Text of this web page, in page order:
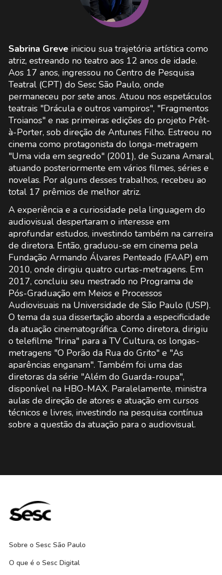
Sabrina Greve iniciou sua trajetória artística como
atriz, estreando no teatro aos 12 anos de idade.
Aos 17 anos, ingressou no Centro de Pesquisa
Teatral (CPT) do Sesc São Paulo, onde
permaneceu por sete anos. Atuou nos espetáculos
teatrais "Drácula e outros vampiros", "Fragmentos
Troianos" e nas primeiras edições do projeto Prêt-
à-Porter, sob direção de Antunes Filho. Estreou no
cinema como protagonista do longa-metragem
"Uma vida em segredo" (2001), de Suzana Amaral,
atuando posteriormente em vários filmes, séries e
novelas. Por alguns desses trabalhos, recebeu ao
total 17 prêmios de melhor atriz.
A experiência e a curiosidade pela linguagem do
audiovisual despertaram o interesse em
aprofundar estudos, investindo também na carreira
de diretora. Então, graduou-se em cinema pela
Fundação Armando Álvares Penteado (FAAP) em
2010, onde dirigiu quatro curtas-metragens. Em
2017, concluiu seu mestrado no Programa de
Pós-Graduação em Meios e Processos
Audiovisuais na Universidade de São Paulo (USP).
O tema da sua dissertação aborda a especificidade
da atuação cinematográfica. Como diretora, dirigiu
o telefilme "Irina" para a TV Cultura, os longas-
metragens "O Porão da Rua do Grito" e "As
aparências enganam". Também foi uma das
diretoras da série "Além do Guarda-roupa",
disponível na HBO-MAX. Paralelamente, ministra
aulas de direção de atores e atuação em cursos
técnicos e livres, investindo na pesquisa contínua
sobre a questão da atuação para o audiovisual.
Sobre o Sesc São Paulo
O que é o Sesc Digital